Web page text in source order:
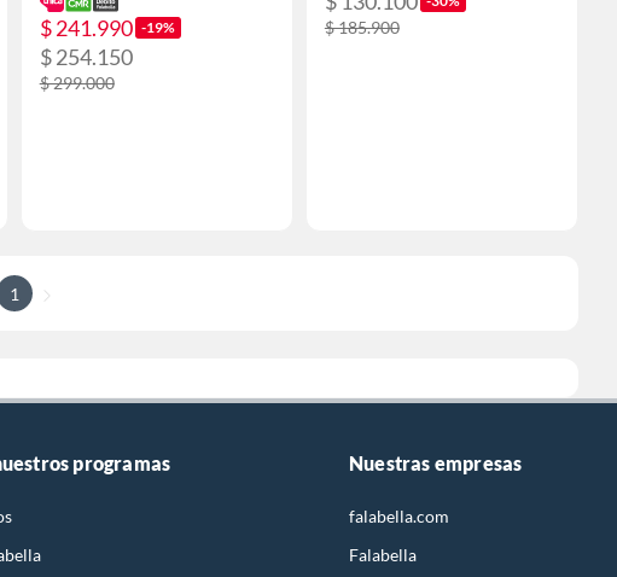
$ 241.990 -19%
$ 254.150
$ 299.000
$ 185.900
1
programas Nuestras empresas
falabella.com
Falabella